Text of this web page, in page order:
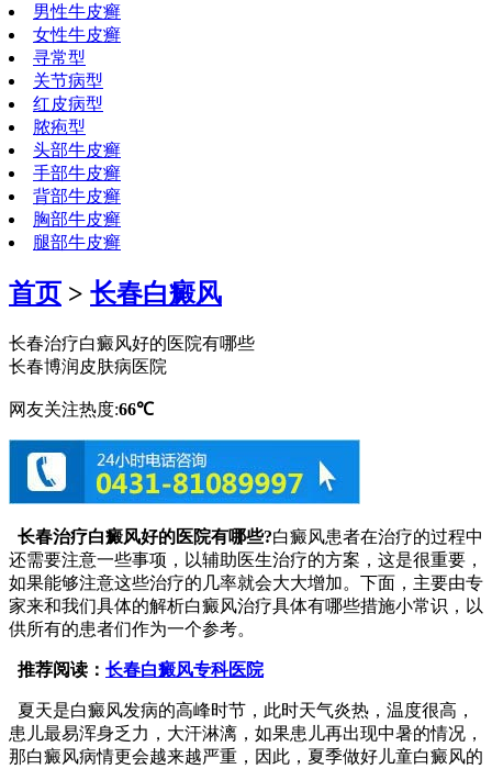
男性牛皮癣
女性牛皮癣
寻常型
关节病型
红皮病型
脓疱型
头部牛皮癣
手部牛皮癣
背部牛皮癣
胸部牛皮癣
腿部牛皮癣
首页 > 长春白癜风
长春治疗白癜风好的医院有哪些
长春博润皮肤病医院
网友关注热度:66℃
长春治疗白癜风好的医院有哪些?白癜风患者在治疗的过程中
还需要注意一些事项，以辅助医生治疗的方案，这是很重要，
如果能够注意这些治疗的几率就会大大增加。下面，主要由专
家来和我们具体的解析白癜风治疗具体有哪些措施小常识，以
供所有的患者们作为一个参考。
推荐阅读： 长春白癜风专科医院
夏天是白癜风发病的高峰时节，此时天气炎热，温度很高，
患儿最易浑身乏力，大汗淋漓，如果患儿再出现中暑的情况，
那白癜风病情更会越来越严重，因此，夏季做好儿童白癜风的